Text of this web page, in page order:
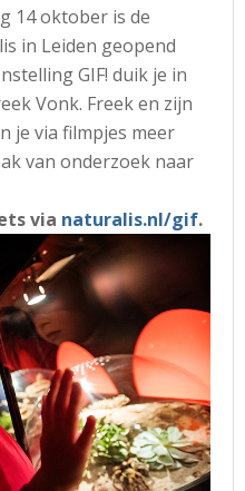
14 oktober is de
in Leiden geopend
GIF! duik je in
Vonk. Freek en zijn
je via filmpjes meer
van onderzoek naar
via naturalis.nl/gif.